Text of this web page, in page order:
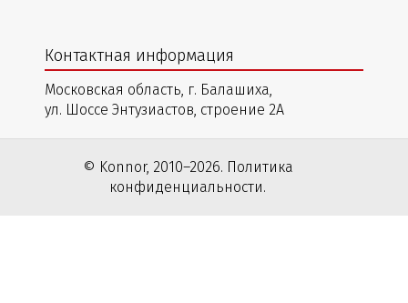
Контактная информация
Московская область, г. Балашиха,
ул. Шоссе Энтузиастов, строение 2А
© Konnor, 2010–2026. Политика
конфиденциальности.